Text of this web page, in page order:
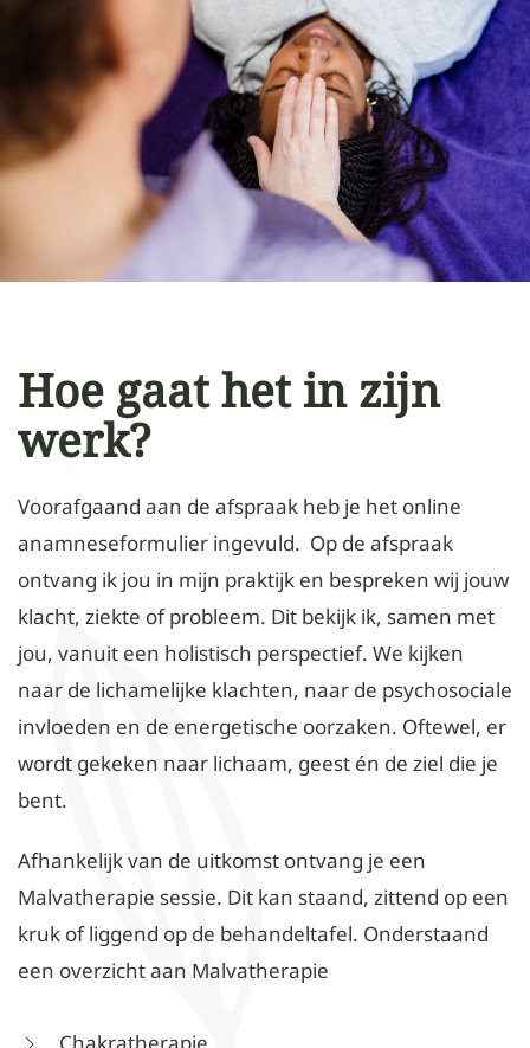
Hoe gaat het in zijn
werk?
Voorafgaand aan de afspraak heb je het online
anamneseformulier ingevuld. Op de afspraak
ontvang ik jou in mijn praktijk en bespreken wij jouw
klacht, ziekte of probleem. Dit bekijk ik, samen met
jou, vanuit een holistisch perspectief. We kijken
naar de lichamelijke klachten, naar de psychosociale
invloeden en de energetische oorzaken. Oftewel, er
wordt gekeken naar lichaam, geest én de ziel die je
bent.
Afhankelijk van de uitkomst ontvang je een
Malvatherapie sessie. Dit kan staand, zittend op een
kruk of liggend op de behandeltafel. Onderstaand
een overzicht aan Malvatherapie